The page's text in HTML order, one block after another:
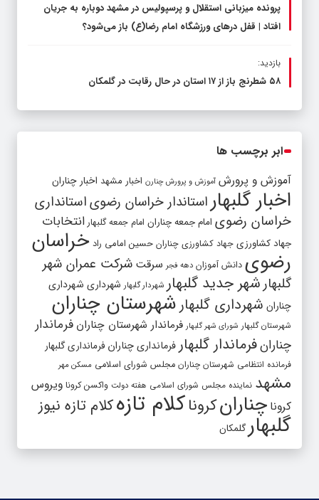
پرونده میزبانی استقلال و پرسپولیس در مشهد دوباره به جریان
افتاد | قفل در‌های ورزشگاه امام رضا(ع) باز می‌شود؟
بازدید:
۵۸ شطرنج‌ باز از ۱۷ استان در حال رقابت در گلمکان
ابر برچسب ها
آموزش و پرورش آموزش و پرورش چنارن اخبار مشهد اخبار چناران
اخبار گلبهار استاندار خراسان رضویاستانداری
خراسان رضوی امام جمعه چناران امام جمعه گلبهار انتخابات
جهاد کشاورزی جهاد کشاورزی چناران حسین امامی راد خراسان
رضوی دانش آموزان دهه فجر سرقت شرکت عمران شهر
گلبهارشهر جدید گلبهار شهردار گلبهار شهرداری شهرداری
چناران شهرداری گلبهار شهرستان چناران
شهرستان گلبهار شورای شهر گلبهار فرماندار شهرستان چناران فرماندار
چنارانفرماندار گلبهار فرمانداری چناران فرمانداری گلبهار
فرمانده انتظامی شهرستان چناران مجلس شورای اسلامی مسکن مهر
مشهد نماینده مجلس شورای اسلامی هفته دولت واکسن کرونا ویروس
کرونا چنارانکروناکلام تازهکلام تازه نیوز
گلبهارگلمکان